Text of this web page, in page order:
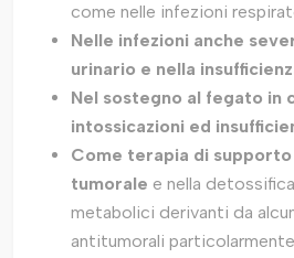
come nelle infezioni
Nelle infezioni anche
urinario e nella
Nel sostegno al fegato in
intossicazioni ed
Come terapia di
tumorale e nella
metabolici derivanti da
antitumorali